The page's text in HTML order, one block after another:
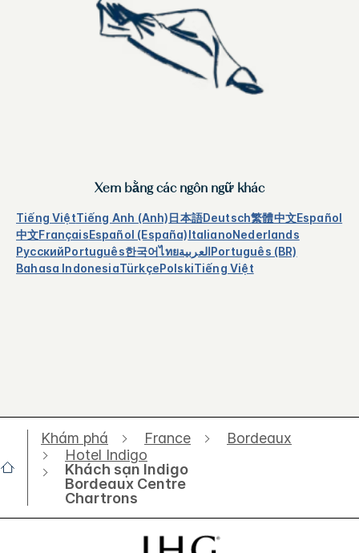
Xem bằng các ngôn ngữ khác
Tiếng ViệtTiếng Anh (Anh)日本語Deutsch繁體中文Español
中文FrançaisEspañol (España)ItalianoNederlands
РусскийPortuguês한국어ไทยالعربيةPortuguês (BR)
Bahasa IndonesiaTürkçePolskiTiếng Việt
Khám phá France
Bordeaux
Hotel Indigo
Khách sạn Indigo
Bordeaux Centre
Chartrons